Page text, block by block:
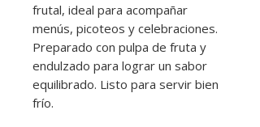
frutal, ideal para acompañar
menús, picoteos y celebraciones.
Preparado con pulpa de fruta y
endulzado para lograr un sabor
equilibrado. Listo para servir bien
frío.